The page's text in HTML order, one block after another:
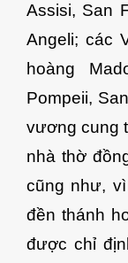
Assisi, San
Angeli; các
hoàng
Pompeii,
vương cung
nhà thờ
cũng như,
đền thánh
được chỉ